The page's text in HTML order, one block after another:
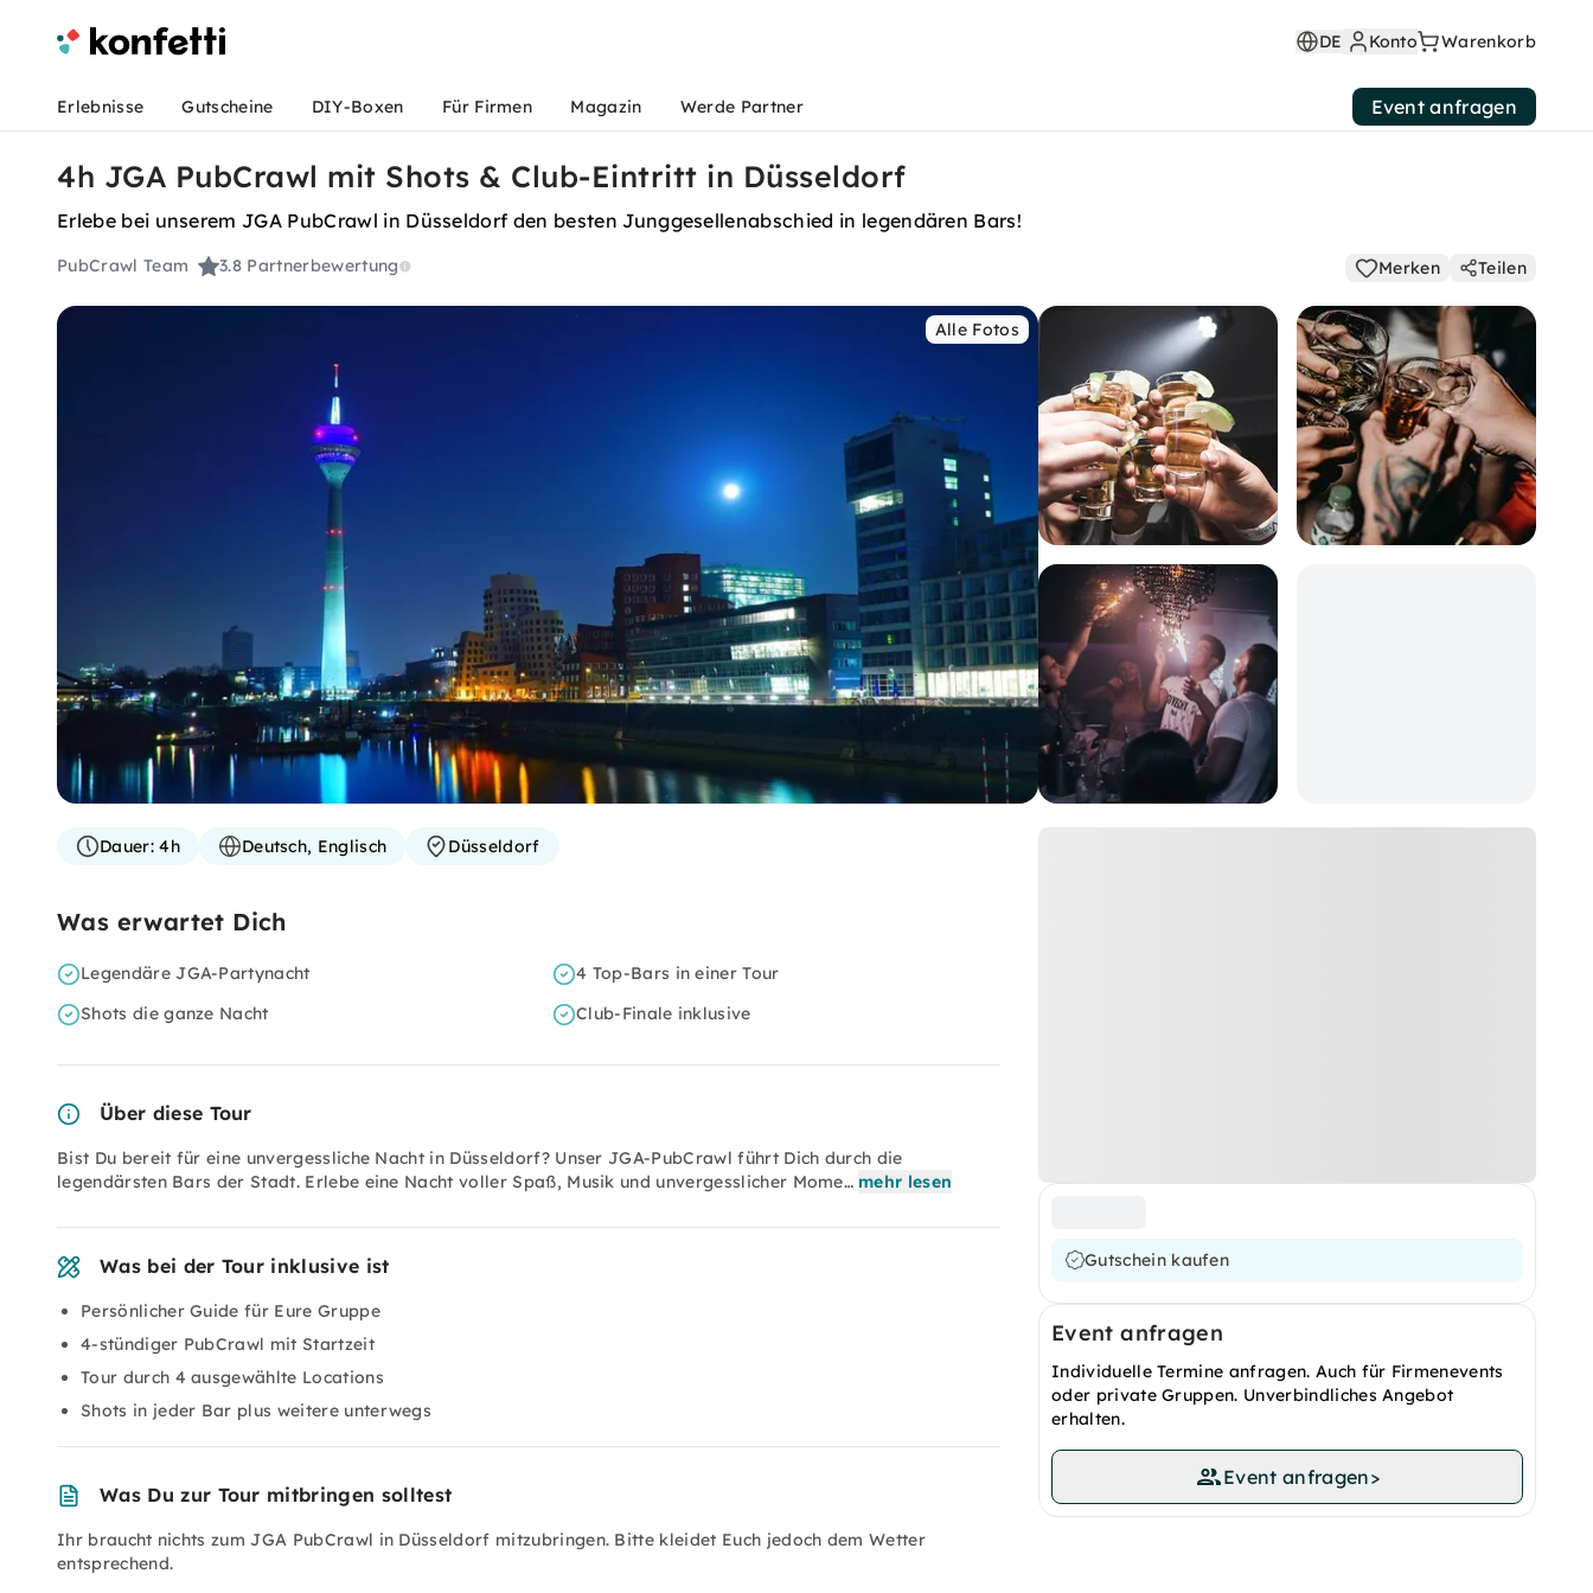
DE Konto Warenkorb
Erlebnisse Gutscheine DIY-Boxen Für Firmen Magazin Werde Partner Event anfragen
4h JGA PubCrawl mit Shots & Club-Eintritt in Düsseldorf
Erlebe bei unserem JGA PubCrawl in Düsseldorf den besten Junggesellenabschied in legendären Bars!
PubCrawl Team 3.8 Partnerbewertung Merken Teilen
Alle Fotos
Gutschein kaufen
Event anfragen
Individuelle Termine anfragen. Auch für Firmenevents
oder private Gruppen. Unverbindliches Angebot
erhalten.
Event anfragen>
Dauer:4h Deutsch, Englisch Düsseldorf
Was erwartet Dich
Legendäre JGA-Partynacht
4 Top-Bars in einer Tour
Shots die ganze Nacht
Club-Finale inklusive
Über diese Tour
Bist Du bereit für eine unvergessliche Nacht in Düsseldorf? Unser JGA-PubCrawl führt Dich durch die
legendärsten Bars der Stadt. Erlebe eine Nacht voller Spaß, Musik und unvergesslicher Mome… mehr lesen
Was bei der Tour inklusive ist
Persönlicher Guide für Eure Gruppe
4-stündiger PubCrawl mit Startzeit
Tour durch 4 ausgewählte Locations
Shots in jeder Bar plus weitere unterwegs
Was Du zur Tour mitbringen solltest
Ihr braucht nichts zum JGA PubCrawl in Düsseldorf mitzubringen. Bitte kleidet Euch jedoch dem Wetter
entsprechend.